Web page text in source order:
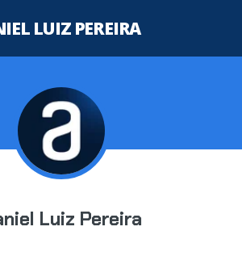
LUIZ PEREIRA
Luiz Pereira